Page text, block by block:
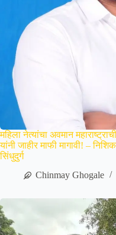
महिला नेत्यांचा अवमान
यांनी जाहीर माफी मागावी! –
सिंधुदुर्ग
Chinmay Ghogale